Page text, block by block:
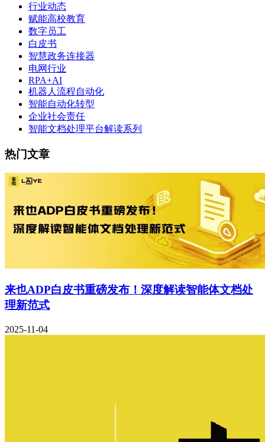
行业动态
赋能高校教育
数字员工
白皮书
智慧政务连接器
电网行业
RPA+AI
机器人流程自动化
智能自动化转型
企业社会责任
智能文档处理平台解读系列
热门文章
来也ADP白皮书重磅发布！深度解读智能体文档处
理新范式
2025-11-04